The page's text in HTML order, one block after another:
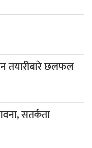
तयारीबारे छलफल
सतर्कता